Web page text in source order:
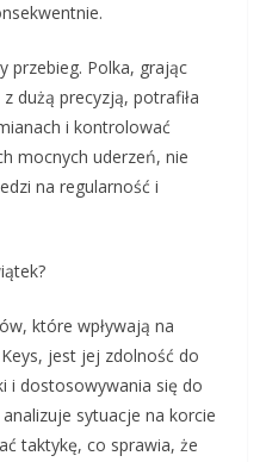
przebieg. Polka, grając
dużą precyzją, potrafiła
i kontrolować
mocnych uderzeń, nie
na regularność i
które wpływają na
jest jej zdolność do
i dostosowywania się do
sytuacje na korcie
taktykę, co sprawia, że